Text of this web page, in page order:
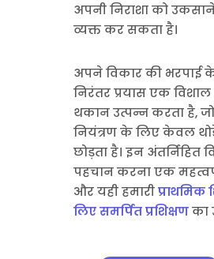
अपनी निराशा को उकसाने
व्यक्त कर सकता है।
अपने विकार की भरपाई
निरंतर प्रयास एक
थकान उत्पन्न करता है,
नियंत्रण के लिए केवल
छोड़ता है। इन अंतर्निहित
पहचान करना एक
और यही हमारीप्राथमिक
लिए समर्पित प्रशिक्षणका